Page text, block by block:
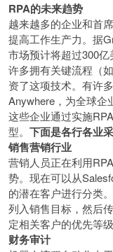
RPA的未来趋势
越来越多的企业和首
提高工作生产力。据
市场预计将超过300亿
许多拥有关键流程（
资了这项技术。有许
Anywhere，为全球企
这些企业通过实施
型。 下面是各行各业
销售营销行业
营销人员正在利用
势。现在可以从
的潜在客户进行分类
列入销售目标，然后
定相关客户的优先等
财务审计